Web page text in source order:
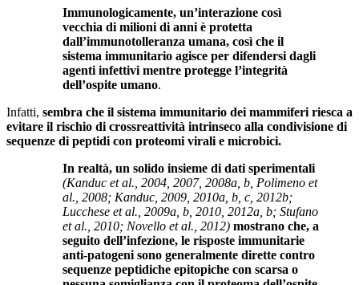
Immunologicamente, un’interazione così
vecchia di milioni di anni è protetta
dall’immunotolleranza umana, così che il
sistema immunitario agisce per difendersi dagli
agenti infettivi mentre protegge l’integrità
dell’ospite umano.
Infatti, sembra che il sistema immunitario dei mammiferi riesca a
evitare il rischio di crossreattività intrinseco alla condivisione di
sequenze di peptidi con proteomi virali e microbici.
In realtà, un solido insieme di dati sperimentali
(Kanduc et al., 2004, 2007, 2008a, b, Polimeno et
al., 2008; Kanduc, 2009, 2010a, b, c, 2012b;
Lucchese et al., 2009a, b, 2010, 2012a, b; Stufano
et al., 2010; Novello et al., 2012) mostrano che, a
seguito dell’infezione, le risposte immunitarie
anti-patogeni sono generalmente dirette contro
sequenze peptidiche epitopiche con scarsa o